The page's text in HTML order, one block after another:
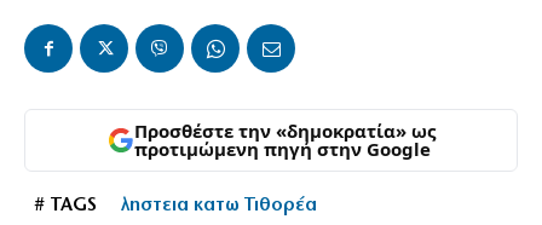
Προσθέστε την «δημοκρατία» ως
προτιμώμενη πηγή στην Google
# TAGS ληστεια κατω Τιθορέα